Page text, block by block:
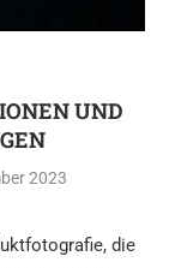
UND
2023
die